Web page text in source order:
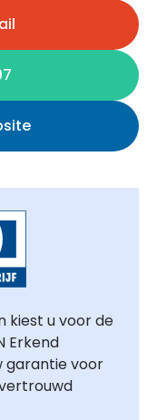
kiest u voor de
Erkend
garantie voor